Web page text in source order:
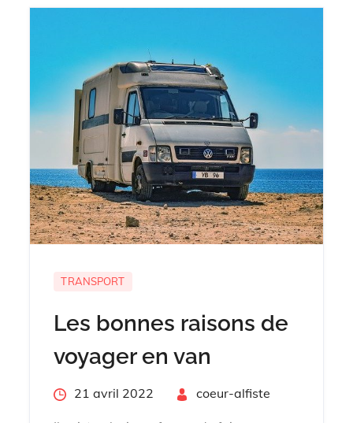
TRANSPORT
Les bonnes raisons de
voyager en van
Posted21 avril 2022 coeur-alfiste